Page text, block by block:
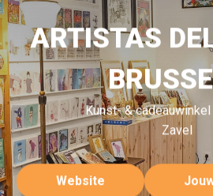
ARTISTAS
Kunst- &
Zavel
Website